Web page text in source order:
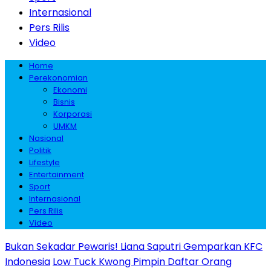
Internasional
Pers Rilis
Video
Home
Perekonomian
Ekonomi
Bisnis
Korporasi
UMKM
Nasional
Politik
Lifestyle
Entertainment
Sport
Internasional
Pers Rilis
Video
Bukan Sekadar Pewaris! Liana Saputri Gemparkan KFC
Indonesia Low Tuck Kwong Pimpin Daftar Orang